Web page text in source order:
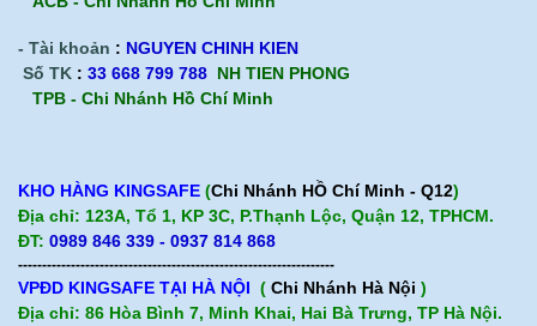
- Tài khoản : NGUYEN CHINH KIEN
Số TK : 33 668 799 788 NH TIEN PHONG
TPB - Chi Nhánh Hồ Chí Minh
KHO HÀNG KINGSAFE (Chi Nhánh HỒ Chí Minh - Q12)
Địa chỉ: 123A, Tổ 1, KP 3C, P.Thạnh Lộc, Quận 12, TPHCM.
ĐT: 0989 846 339 - 0937 814 868
------------------------------------------------------------------
VPĐD KINGSAFE TẠI HÀ NỘI ( Chi Nhánh Hà Nội )
Địa chỉ: 86 Hòa Bình 7, Minh Khai, Hai Bà Trưng, TP Hà Nội.